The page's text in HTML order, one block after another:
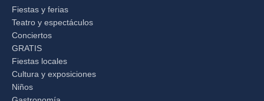
Fiestas y ferias
Teatro y espectáculos
Conciertos
GRATIS
Fiestas locales
Cultura y exposiciones
Niños